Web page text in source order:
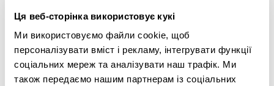
Ця веб-сторінка використовує кукі
Ми використовуємо файли cookie, щоб
персоналізувати вміст і рекламу, інтегрувати функції
соціальних мереж та аналізувати наш трафік. Ми
також передаємо нашим партнерам із соціальних